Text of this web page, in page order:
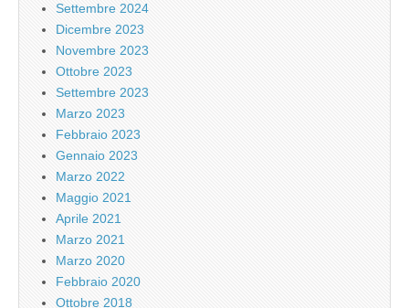
Settembre 2024
Dicembre 2023
Novembre 2023
Ottobre 2023
Settembre 2023
Marzo 2023
Febbraio 2023
Gennaio 2023
Marzo 2022
Maggio 2021
Aprile 2021
Marzo 2021
Marzo 2020
Febbraio 2020
Ottobre 2018